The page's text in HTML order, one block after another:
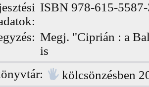
ISBN 978-615-
Megj. "Ciprián : a
is
kölcsönzésben